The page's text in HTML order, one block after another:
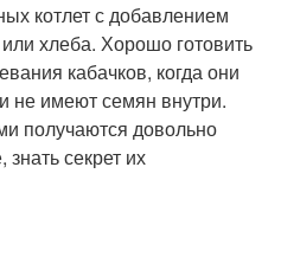
котлет с добавлением
хлеба. Хорошо готовить
кабачков, когда они
не имеют семян внутри.
получаются довольно
секрет их